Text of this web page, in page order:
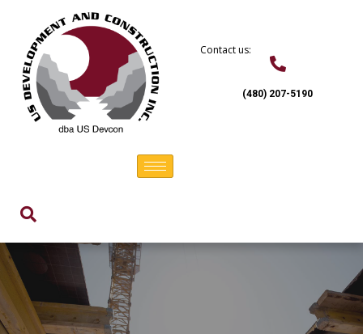
Contact us:
(480) 207-5190